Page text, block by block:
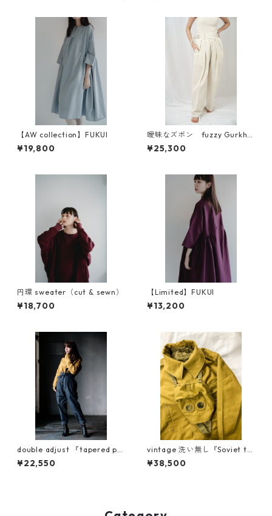
【AW collection】FUKUI
¥19,800
曖昧なズボン fuzzy Gurkha
pants 強撚ツイル
¥25,300
円環 sweater（cut & sewn）
¥18,700
【Limited】FUKUI
¥13,200
double adjust 『tapered pa
nts』
¥22,550
vintage 洗い無し『Soviet ta
nkers jacket』dead stock
¥38,500